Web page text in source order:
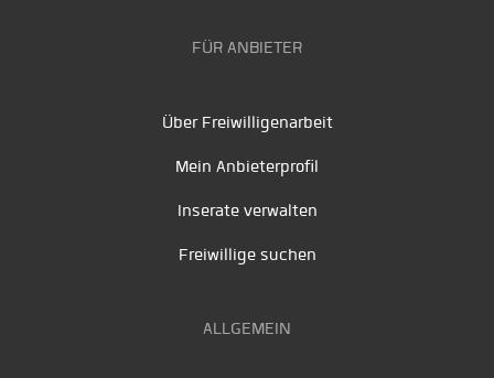
FÜR ANBIETER
Über Freiwilligenarbeit
Mein Anbieterprofil
Inserate verwalten
Freiwillige suchen
ALLGEMEIN